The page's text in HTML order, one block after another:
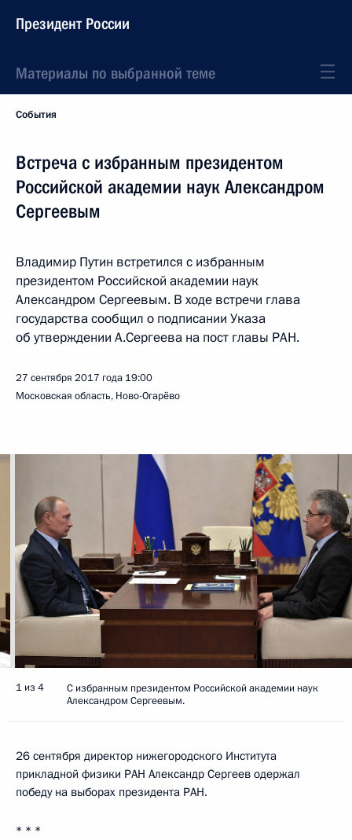
Президент России
Материалы по выбранной теме
События
Встреча с избранным президентом
Российской академии наук Александром
Сергеевым
Владимир Путин встретился с избранным
президентом Российской академии наук
Александром Сергеевым. В ходе встречи глава
государства сообщил о подписании Указа
об утверждении А.Сергеева на пост главы РАН.
27 сентября 2017 года 19:00
Московская область, Ново-Огарёво
1 из 4
С избранным президентом Российской академии наук
Александром Сергеевым.
26 сентября директор нижегородского Института
прикладной физики РАН Александр Сергеев одержал
победу на выборах президента РАН.
* * *